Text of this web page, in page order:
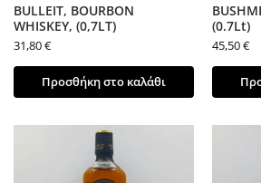
BULLEIT, BOURBON
WHISKEY, (0,7LT)
31,80€
Προσθήκη στο καλάθι
(0.7Lt)
45,50€